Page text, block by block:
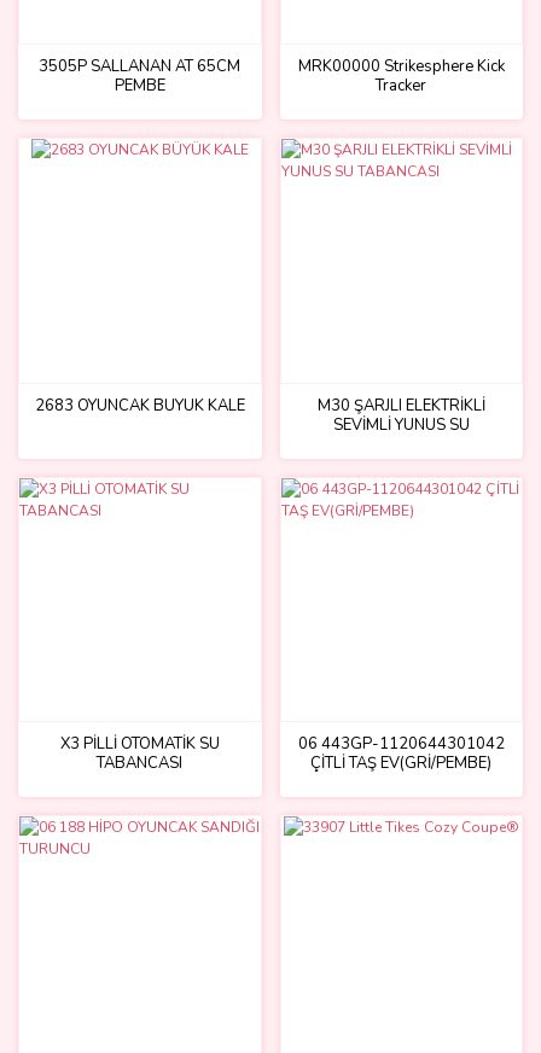
3505P SALLANAN AT 65CM
PEMBE
MRK00000 Strikesphere Kick
Tracker
2683 OYUNCAK BÜYÜK KALE
M30 ŞARJLI ELEKTRİKLİ
SEVİMLİ YUNUS SU
X3 PİLLİ OTOMATİK SU
TABANCASI
06 443GP-1120644301042
ÇİTLİ TAŞ EV(GRİ/PEMBE)